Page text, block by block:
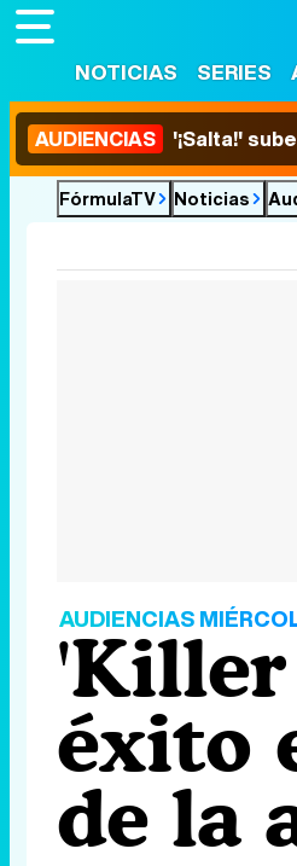
NOTICIAS SERIES
AUDIENCIAS '¡Salta!'
FórmulaTV Noticias
AUDIENCIAS
'Killer
éxito
de la